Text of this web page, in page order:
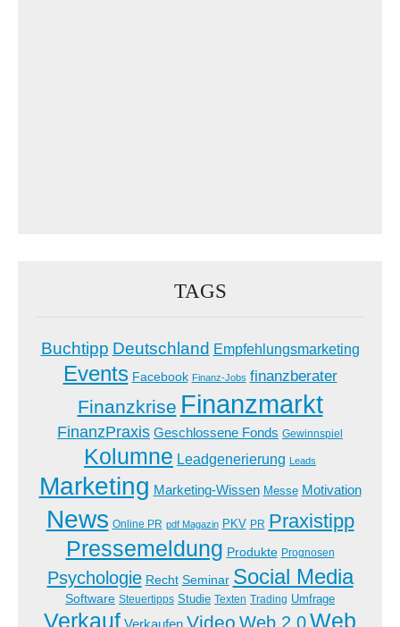
TAGS
Buchtipp Deutschland Empfehlungsmarketing
Events Facebook Finanz-Jobs finanzberater
Finanzkrise Finanzmarkt
FinanzPraxis Geschlossene Fonds Gewinnspiel
Kolumne Leadgenerierung Leads
Marketing Marketing-Wissen Messe Motivation
News Online PR pdf Magazin PKV PR Praxistipp
Pressemeldung Produkte Prognosen
Psychologie Recht Seminar Social Media
Software Steuertipps Studie Texten Trading Umfrage
Verkauf Verkaufen Video Web 2.0Web